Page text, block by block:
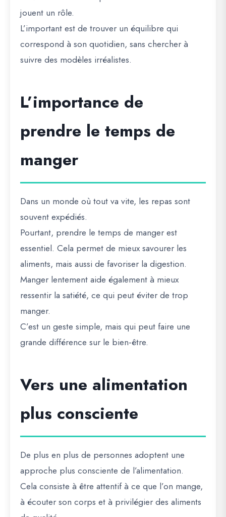
jouent un rôle.
L’important est de trouver un équilibre qui
correspond à son quotidien, sans chercher à
suivre des modèles irréalistes.
L’importance de
prendre le temps de
manger
Dans un monde où tout va vite, les repas sont
souvent expédiés.
Pourtant, prendre le temps de manger est
essentiel. Cela permet de mieux savourer les
aliments, mais aussi de favoriser la digestion.
Manger lentement aide également à mieux
ressentir la satiété, ce qui peut éviter de trop
manger.
C’est un geste simple, mais qui peut faire une
grande différence sur le bien-être.
Vers une alimentation
plus consciente
De plus en plus de personnes adoptent une
approche plus consciente de l’alimentation.
Cela consiste à être attentif à ce que l’on mange,
à écouter son corps et à privilégier des aliments